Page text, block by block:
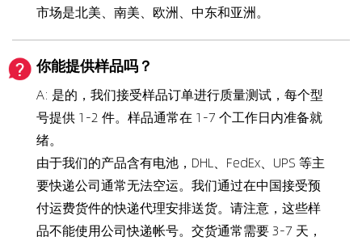
市场是北美、南美、欧洲、中东和亚洲。
你能提供样品吗？
A: 是的，我们接受样品订单进行质量测试，每个型
号提供 1-2 件。样品通常在 1-7 个工作日内准备就
绪。
由于我们的产品含有电池，DHL、FedEx、UPS 等主
要快递公司通常无法空运。我们通过在中国接受预
付运费货件的快递代理安排送货。请注意，这些样
品不能使用公司快递帐号。交货通常需要 3-7 天，